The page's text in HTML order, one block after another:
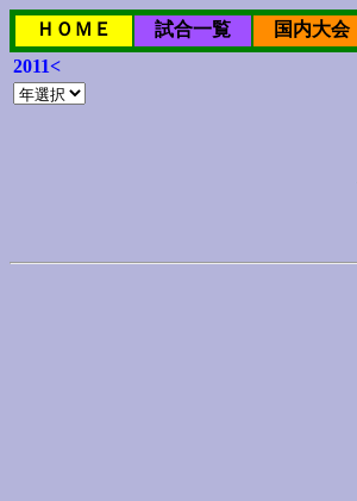
ＨＯＭＥ 試合一覧 国内大会
2011<